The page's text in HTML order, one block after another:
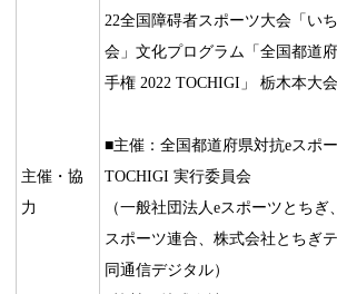
主催・協
力
22全国障碍者スポーツ大会「い
会」文化プログラム「全国都道
手権 2022 TOCHIGI」 栃木本大会
■主催：全国都道府県対抗eスポ
TOCHIGI 実行委員会
（一般社団法人eスポーツとち
スポーツ連合、株式会社とちぎ
同通信デジタル）